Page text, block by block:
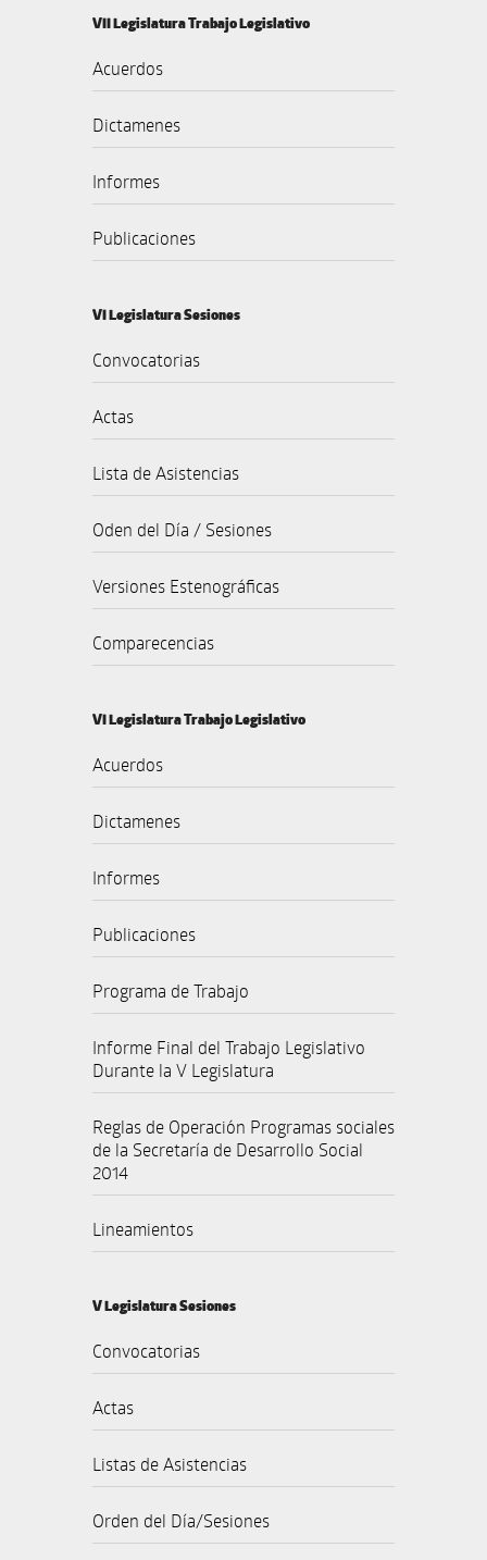
VII Legislatura Trabajo Legislativo
Acuerdos
Dictamenes
Informes
Publicaciones
VI Legislatura Sesiones
Convocatorias
Actas
Lista de Asistencias
Oden del Día / Sesiones
Versiones Estenográficas
Comparecencias
VI Legislatura Trabajo Legislativo
Acuerdos
Dictamenes
Informes
Publicaciones
Programa de Trabajo
Informe Final del Trabajo Legislativo
Durante la V Legislatura
Reglas de Operación Programas sociales
de la Secretaría de Desarrollo Social
2014
Lineamientos
V Legislatura Sesiones
Convocatorias
Actas
Listas de Asistencias
Orden del Día/Sesiones